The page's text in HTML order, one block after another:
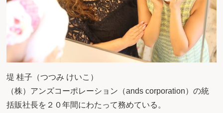
堤 桂子（つつみ けいこ）
（株）アンズコーポレーション（ands corporation）の統
括販社長を２０年間にわたって務めている。